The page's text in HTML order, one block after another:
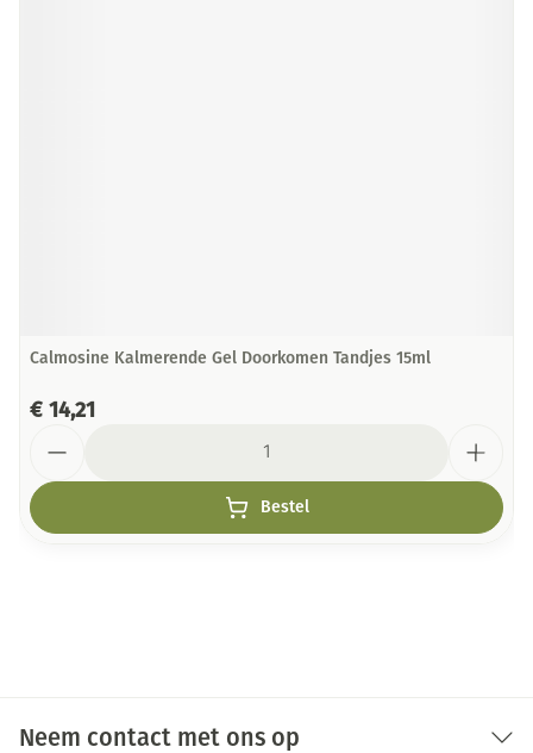
Calmosine Kalmerende Gel Doorkomen Tandjes 15ml
€ 14,21
Bestel
Neem contact met ons op